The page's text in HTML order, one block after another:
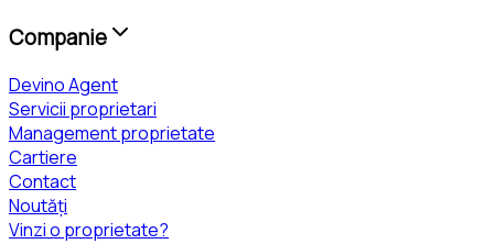
Companie
Devino Agent
Servicii proprietari
Management proprietate
Cartiere
Contact
Noutăți
Vinzi o proprietate?